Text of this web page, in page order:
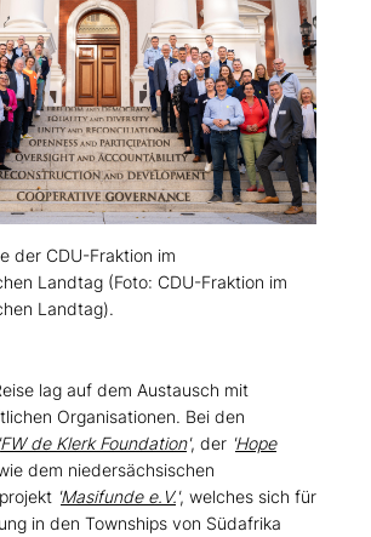
der CDU-Fraktion im
Landtag (Foto: CDU-Fraktion im
Landtag).
lag auf dem Austausch mit
Organisationen. Bei den
FW de Klerk Foundation', der Hope
dem niedersächsischen
Masifunde e.V., welches sich für
in den Townships von Südafrika